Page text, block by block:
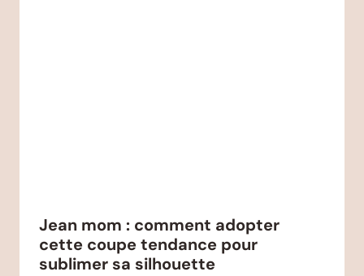
Jean mom : comment adopter
cette coupe tendance pour
sublimer sa silhouette